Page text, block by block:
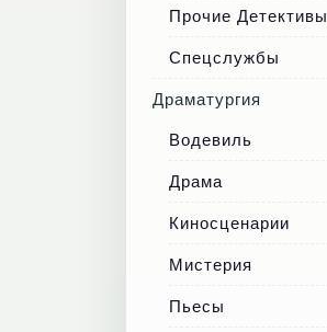
Прочие Детективы
Спецслужбы
Драматургия
Водевиль
Драма
Киносценарии
Мистерия
Пьесы